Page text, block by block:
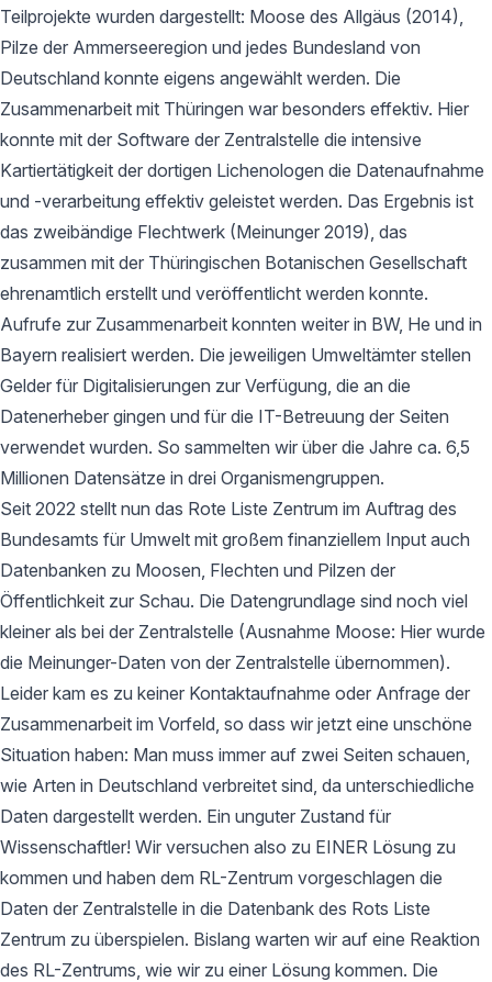
Teilprojekte wurden dargestellt: Moose des Allgäus (2014),
Pilze der Ammerseeregion und jedes Bundesland von
Deutschland konnte eigens angewählt werden. Die
Zusammenarbeit mit Thüringen war besonders effektiv. Hier
konnte mit der Software der Zentralstelle die intensive
Kartiertätigkeit der dortigen Lichenologen die Datenaufnahme
und -verarbeitung effektiv geleistet werden. Das Ergebnis ist
das zweibändige Flechtwerk (Meinunger 2019), das
zusammen mit der Thüringischen Botanischen Gesellschaft
ehrenamtlich erstellt und veröffentlicht werden konnte.
Aufrufe zur Zusammenarbeit konnten weiter in BW, He und in
Bayern realisiert werden. Die jeweiligen Umweltämter stellen
Gelder für Digitalisierungen zur Verfügung, die an die
Datenerheber gingen und für die IT-Betreuung der Seiten
verwendet wurden. So sammelten wir über die Jahre ca. 6,5
Millionen Datensätze in drei Organismengruppen.
Seit 2022 stellt nun das Rote Liste Zentrum im Auftrag des
Bundesamts für Umwelt mit großem finanziellem Input auch
Datenbanken zu Moosen, Flechten und Pilzen der
Öffentlichkeit zur Schau. Die Datengrundlage sind noch viel
kleiner als bei der Zentralstelle (Ausnahme Moose: Hier wurde
die Meinunger-Daten von der Zentralstelle übernommen).
Leider kam es zu keiner Kontaktaufnahme oder Anfrage der
Zusammenarbeit im Vorfeld, so dass wir jetzt eine unschöne
Situation haben: Man muss immer auf zwei Seiten schauen,
wie Arten in Deutschland verbreitet sind, da unterschiedliche
Daten dargestellt werden. Ein unguter Zustand für
Wissenschaftler! Wir versuchen also zu EINER Lösung zu
kommen und haben dem RL-Zentrum vorgeschlagen die
Daten der Zentralstelle in die Datenbank des Rots Liste
Zentrum zu überspielen. Bislang warten wir auf eine Reaktion
des RL-Zentrums, wie wir zu einer Lösung kommen. Die